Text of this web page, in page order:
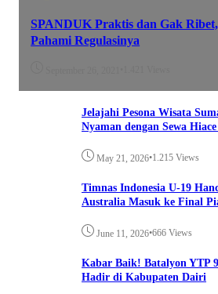
SPANDUK Praktis dan Gak
Pahami Regulasinya
Jelajahi Pesona Wisata
Nyaman dengan Sewa
May 21, 2026•1.215 Views
Timnas Indonesia U-19
Australia Masuk ke Final
June 11, 2026•666 Views
Kabar Baik! Batalyon YTP
Hadir di Kabupaten Dairi